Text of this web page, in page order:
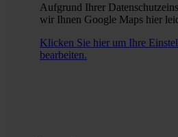
Aufgrund Ihrer
wir Ihnen Google Maps hier
Klicken Sie hier um Ihre
bearbeiten.